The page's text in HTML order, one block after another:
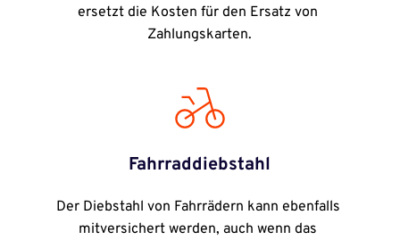
ersetzt die Kosten für den Ersatz von
Zahlungskarten.
Fahrraddiebstahl
Der Diebstahl von Fahrrädern kann ebenfalls
mitversichert werden, auch wenn das